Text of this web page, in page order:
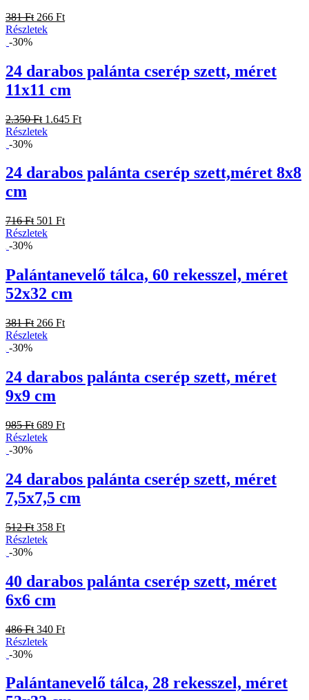
381 Ft 266 Ft
Részletek
-30%
24 darabos palánta cserép szett, méret
11x11 cm
2.350 Ft 1.645 Ft
Részletek
-30%
24 darabos palánta cserép szett,méret 8x8
cm
716 Ft 501 Ft
Részletek
-30%
Palántanevelő tálca, 60 rekesszel, méret
52x32 cm
381 Ft 266 Ft
Részletek
-30%
24 darabos palánta cserép szett, méret
9x9 cm
985 Ft 689 Ft
Részletek
-30%
24 darabos palánta cserép szett, méret
7,5x7,5 cm
512 Ft 358 Ft
Részletek
-30%
40 darabos palánta cserép szett, méret
6x6 cm
486 Ft 340 Ft
Részletek
-30%
Palántanevelő tálca, 28 rekesszel, méret